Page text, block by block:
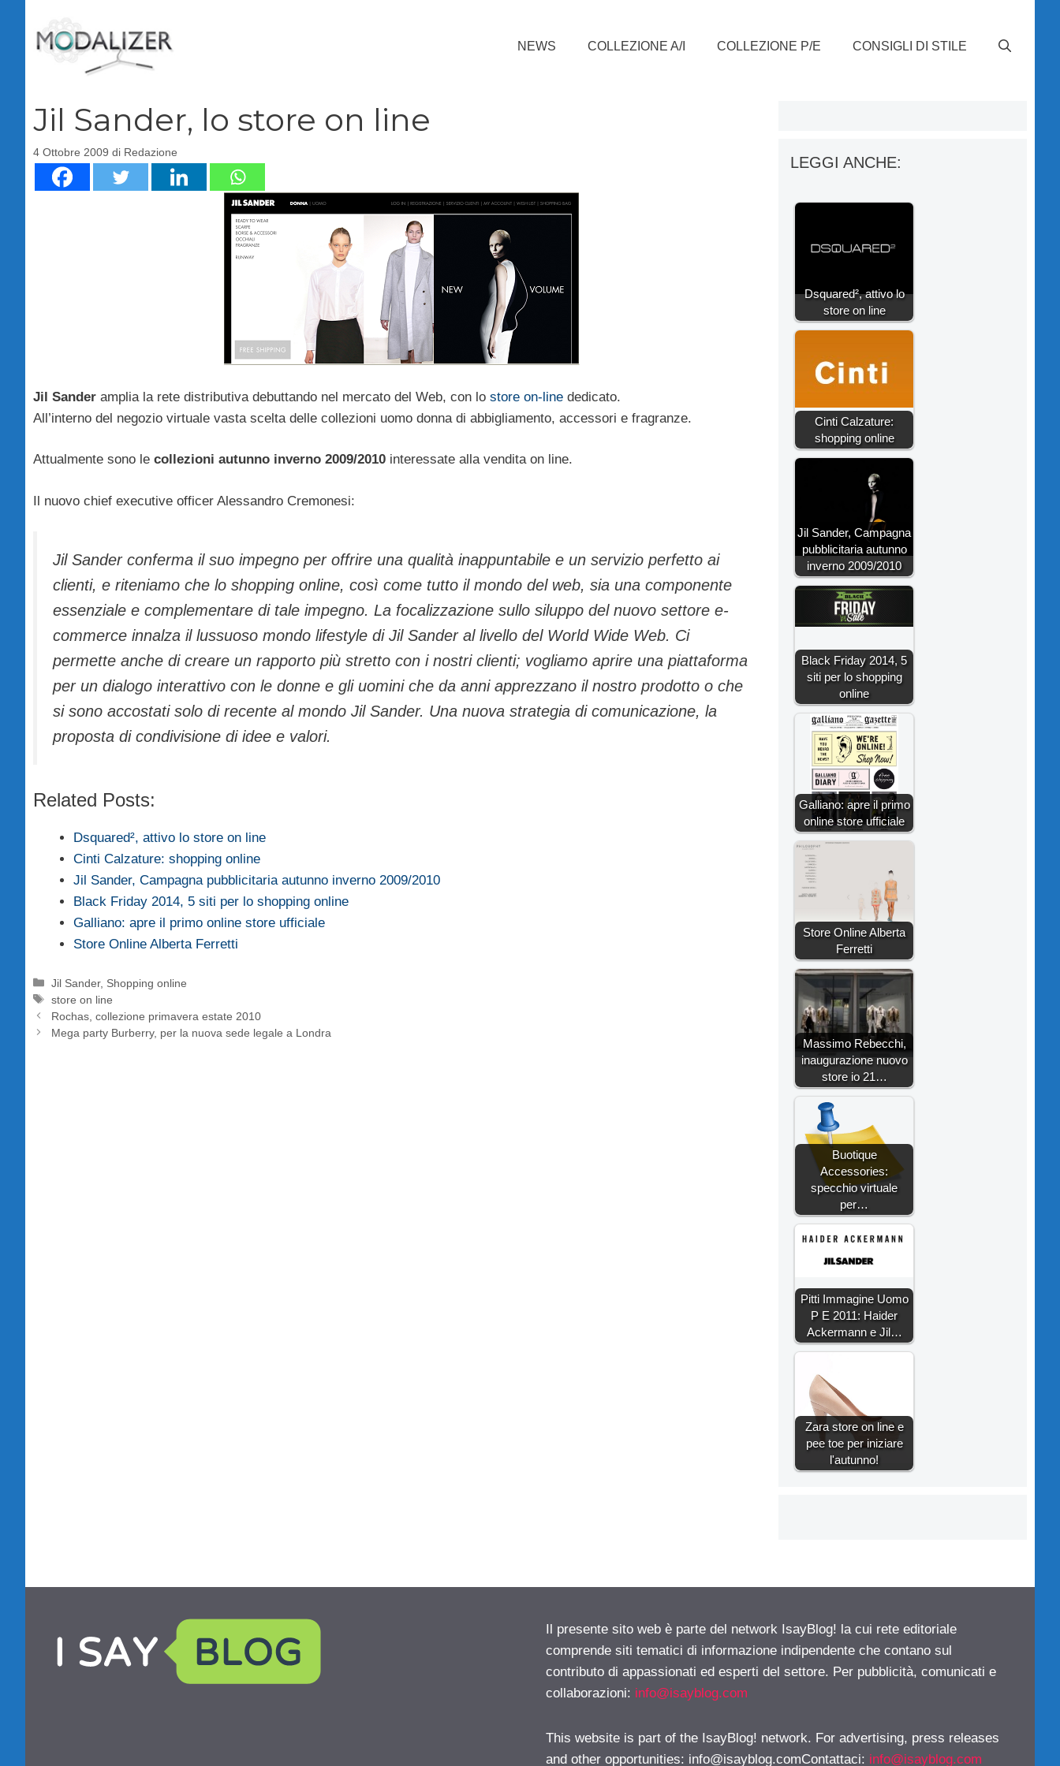
contenuto
NEWS COLLEZIONE A/I COLLEZIONE P/E CONSIGLI DI STILE
Jil Sander, lo store on line
4 Ottobre 2009 di Redazione
Jil Sander amplia la rete distributiva debuttando nel mercato del Web, con lo store on-line dedicato.
All’interno del negozio virtuale vasta scelta delle collezioni uomo donna di abbigliamento, accessori e fragranze.
Attualmente sono le collezioni autunno inverno 2009/2010 interessate alla vendita on line.
Il nuovo chief executive officer Alessandro Cremonesi:
Jil Sander conferma il suo impegno per offrire una qualità inappuntabile e un servizio perfetto ai
clienti, e riteniamo che lo shopping online, così come tutto il mondo del web, sia una componente
essenziale e complementare di tale impegno. La focalizzazione sullo siluppo del nuovo settore e-
commerce innalza il lussuoso mondo lifestyle di Jil Sander al livello del World Wide Web. Ci
permette anche di creare un rapporto più stretto con i nostri clienti; vogliamo aprire una piattaforma
per un dialogo interattivo con le donne e gli uomini che da anni apprezzano il nostro prodotto o che
si sono accostati solo di recente al mondo Jil Sander. Una nuova strategia di comunicazione, la
proposta di condivisione di idee e valori.
Related Posts:
Dsquared², attivo lo store on line
Cinti Calzature: shopping online
Jil Sander, Campagna pubblicitaria autunno inverno 2009/2010
Black Friday 2014, 5 siti per lo shopping online
Galliano: apre il primo online store ufficiale
Store Online Alberta Ferretti
Categorie
Jil Sander, Shopping online
Tag
store on line
Rochas, collezione primavera estate 2010
Mega party Burberry, per la nuova sede legale a Londra
LEGGI ANCHE:
Dsquared², attivo lo
store on line
Cinti Calzature:
shopping online
Jil Sander, Campagna
pubblicitaria autunno
inverno 2009/2010
Black Friday 2014, 5
siti per lo shopping
online
Galliano: apre il primo
online store ufficiale
Store Online Alberta
Ferretti
Massimo Rebecchi,
inaugurazione nuovo
store io 21…
Buotique
Accessories:
specchio virtuale
per…
Pitti Immagine Uomo
P E 2011: Haider
Ackermann e Jil…
Zara store on line e
pee toe per iniziare
l'autunno!
Il presente sito web è parte del network IsayBlog! la cui rete editoriale
comprende siti tematici di informazione indipendente che contano sul
contributo di appassionati ed esperti del settore. Per pubblicità, comunicati e
collaborazioni: info@isayblog.com
This website is part of the IsayBlog! network. For advertising, press releases
and other opportunities: info@isayblog.comContattaci: info@isayblog.com